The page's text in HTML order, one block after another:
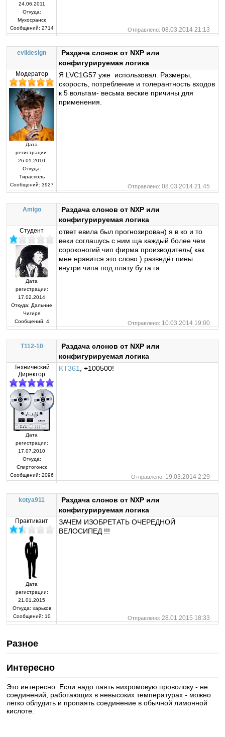
24.06.2011
Откуда:
Мухосранск
Сообщений: 2714 Отправлено: 08.03.2014 21:13
evildesign
Раздача слонов от NXP или
конфигурируемая логика
Модератор
Дата
регистрации:
26.01.2010
Откуда:
Тирасполь
Сообщений: 3927
Я LVC1G57 уже использовал. Размеры,
скорость, потребление и толерантность входов
к 5 вольтам- весьма веские причины для
применения.
Отправлено: 08.03.2014 21:45
Amigo
Раздача слонов от NXP или
конфигурируемая логика
Студент
Дата
регистрации:
17.02.2014
Откуда: Дальние
Чигиря
Сообщений: 4
ответ евила был прогнозирован) я в ко и то
веки соглашусь с ним ща каждый более чем
сороконогий чип фирма производитель( как
мне нравится это слово ) разведёт пины
внутри чипа под плату бу га га
Отправлено: 10.03.2014 19:00
T112-10
Раздача слонов от NXP или
конфигурируемая логика
Технический
Директор
Дата
регистрации:
17.07.2010
Откуда:
Спиртогонск
Сообщений: 2096
KT361 , +100500!
Отправлено: 19.03.2014 2:29
kotya911
Раздача слонов от NXP или
конфигурируемая логика
Практикант
Дата
регистрации:
21.01.2015
Откуда: харьков
Сообщений: 10
ЗАЧЕМ ИЗОБРЕТАТЬ ОЧЕРЕДНОЙ
ВЕЛОСИПЕД !!!
Отправлено: 28.01.2015 18:33
Разное
Интересно
Это интересно. Если надо паять нихромовую проволоку - не
соединений, работающих в невысоких температурах - можно
легко облудить и пропаять соединение в обычной лимонной
кислоте.